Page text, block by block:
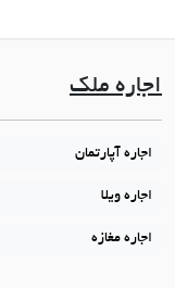
اجاره ملک
اجاره آپارتمان
اجاره ویلا
اجاره مغازه